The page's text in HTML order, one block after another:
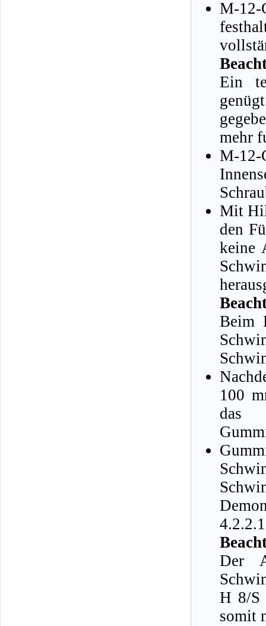
M-12-
Ein
mehr
M-
Mit
den
keine
Beim
100
das
Der
H 8/S
somit